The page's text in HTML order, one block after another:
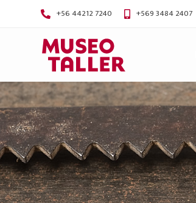
+56 44212 7240 +569 3484 2407